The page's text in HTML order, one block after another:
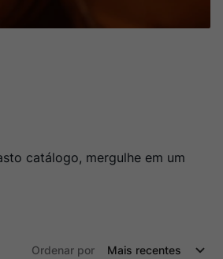
catálogo, mergulhe em um
Ordenar por Mais recentes